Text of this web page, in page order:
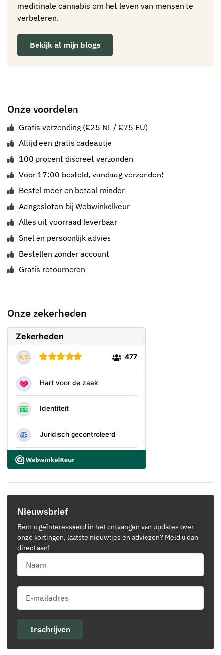
medicinale cannabis om het leven van mensen te
verbeteren.
Bekijk al mijn blogs
Onze voordelen
Gratis verzending (€25 NL / €75 EU)
Altijd een gratis cadeautje
100 procent discreet verzonden
Voor 17:00 besteld, vandaag verzonden!
Bestel meer en betaal minder
Aangesloten bij Webwinkelkeur
Alles uit voorraad leverbaar
Snel en persoonlijk advies
Bestellen zonder account
Gratis retourneren
Onze zekerheden
Nieuwsbrief
Bent u geïnteresseerd in het ontvangen van updates over
onze kortingen, laatste nieuwtjes en adviezen? Meld u dan
direct aan!
Inschrijven